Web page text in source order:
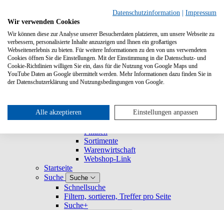
Buchhandlungen Buchhandlungen
Registrieren und Login
Nutzerprofil
Nutzerprofil
Mein Profil
Mein Unternehmen
Mein Unternehmen
Rechtesets
Gruppen
Verbundene Unternehmen
Warengruppen
Filialen
Sortimente
Warenwirtschaft
Webshop-Link
Startseite
Suche
Suche
Schnellsuche
Filtern, sortieren, Treffer pro Seite
Suche+
Datenschutzinformation
Impressum
Wir verwenden Cookies
Wir können diese zur Analyse unserer Besucherdaten platzieren, um unsere Webseite zu
verbessern, personalisierte Inhalte anzuzeigen und Ihnen ein großartiges
Webseitenerlebnis zu bieten. Für weitere Informationen zu den von uns verwendeten
Cookies öffnen Sie die Einstellungen. Mit der Einstimmung in die Datenschutz- und
Cookie-Richtlinien willigen Sie ein, dass für die Nutzung von Google Maps und
YouTube Daten an Google übermittelt werden. Mehr Informationen dazu finden Sie in
der Datenschutzerklärung und Nutzungsbedingungen von Google.
Alle akzeptieren Einstellungen anpassen